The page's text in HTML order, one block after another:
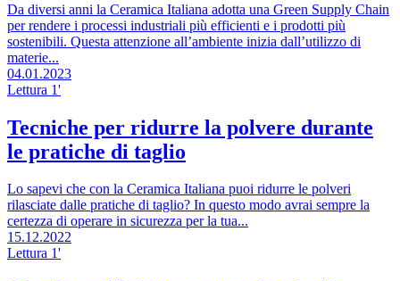
Da diversi anni la Ceramica Italiana adotta una Green Supply Chain
per rendere i processi industriali più efficienti e i prodotti più
sostenibili. Questa attenzione all’ambiente inizia dall’utilizzo di
materie...
04.01.2023
Lettura 1'
Tecniche per ridurre la polvere durante
le pratiche di taglio
Lo sapevi che con la Ceramica Italiana puoi ridurre le polveri
rilasciate dalle pratiche di taglio? In questo modo avrai sempre la
certezza di operare in sicurezza per la tua...
15.12.2022
Lettura 1'